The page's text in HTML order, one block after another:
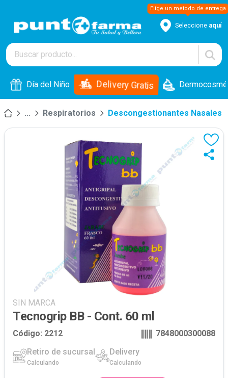
Seleccione aquí
Día del Niño Delivery Gratis
... Respiratorios Descongestionantes Nasales
SIN MARCA
Tecnogrip BB - Cont. 60 ml
Código: 2212
7848000300088
Retiro de sucursal
Calculando
Delivery
Calculando